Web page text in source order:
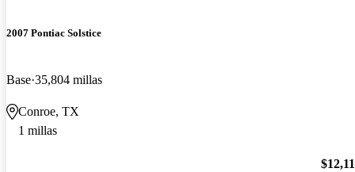
2007 Pontiac Solstice
Base 35,804 millas
Conroe, TX
1 millas